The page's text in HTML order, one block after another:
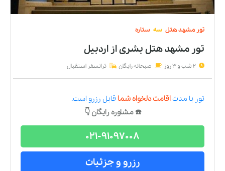
تور مشهدهتل سه ستاره
تور مشهد هتل بشریاز اردبیل
2 شب و 3 روز صبحانه رایگان ترانسفر استقبال
تور با مدتاقامت دلخواه شما قابل رزرو است.
☎️ مشاوره رایگان 👇
021-91097008
رزرو و جزئیات